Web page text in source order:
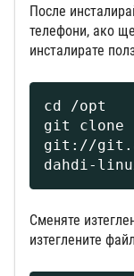
После
телефони, ако
инсталирате
cd /opt
git clone
git://
dahdi-
Сменяте
изтеглените